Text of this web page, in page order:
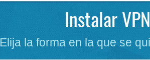
Instalar
Elija la forma en la que se